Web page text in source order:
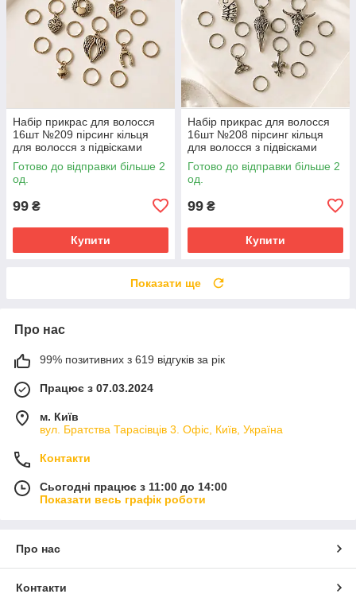
Набір прикрас для волосся
16шт №209 пірсинг кільця
для волосся з підвісками
Готово до відправки більше 2
од.
99 ₴
Купити
Набір прикрас для волосся
16шт №208 пірсинг кільця
для волосся з підвісками
Готово до відправки більше 2
од.
99 ₴
Купити
Показати ще
Про нас
99% позитивних з 619 відгуків за рік
Працює з 07.03.2024
м. Київ
вул. Братства Тарасівців 3. Офіс, Київ, Україна
Контакти
Сьогодні працює з 11:00 до 14:00
Показати весь графік роботи
Про нас
Контакти